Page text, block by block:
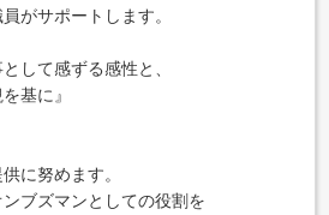
がサポートします。
して感ずる感性と、
基に』
に努めます。
ブズマンとしての役割を